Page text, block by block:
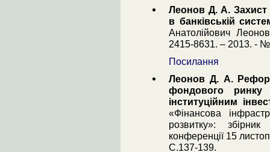
Леонов Д. А. Захист
в банківській
Анатолійович
2415-8631. – 2013. -
Посилання
Леонов Д. А.
фондового ринку
інституційним
«Фінансова
розвитку»: збірник
конференції 15
С.137-139.